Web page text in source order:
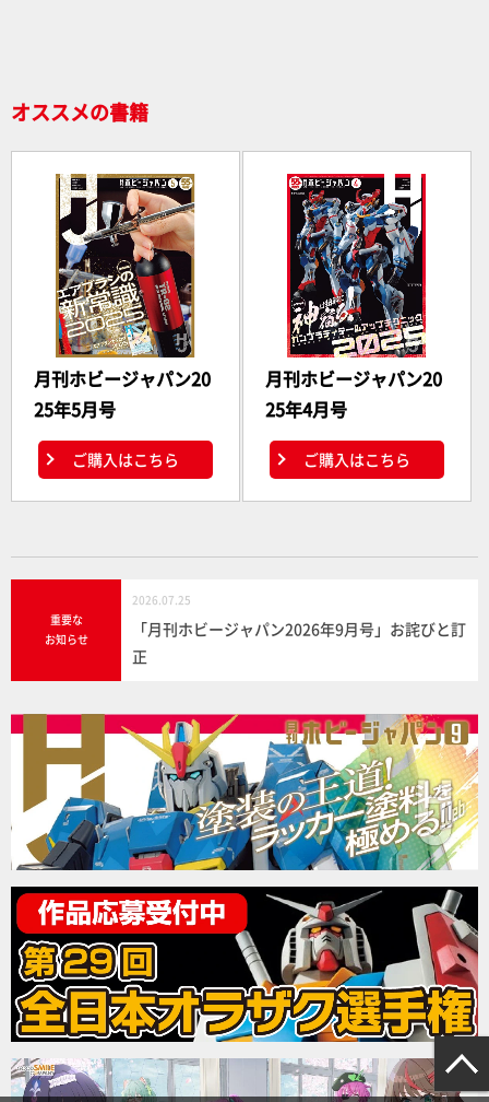
オススメの書籍
月刊ホビージャパン20
25年5月号
ご購入はこちら
月刊ホビージャパン20
25年4月号
ご購入はこちら
重要な
お知らせ
2026.07.25
「月刊ホビージャパン2026年9月号」お詫びと訂
正